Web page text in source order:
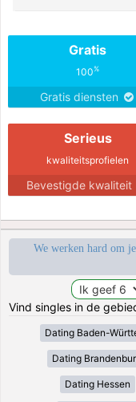
Gratis
100%
Gratis diensten
Serieus
kwaliteitsprofielen
Bevestigde kwaliteit
We werken hard om
Vind singles in de
Dating Baden-
Dating
Dating Hessen